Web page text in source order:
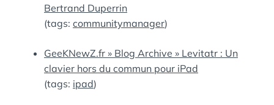
Bertrand Duperrin
(tags: communitymanager)
GeeKNewZ.fr » Blog Archive » Levitatr : Un
clavier hors du commun pour iPad
(tags: ipad)